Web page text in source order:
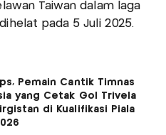
Taiwan dalam laga
pada 5 Juli 2025.
Pemain Cantik Timnas
yang Cetak Gol Trivela
di Kualifikasi Piala